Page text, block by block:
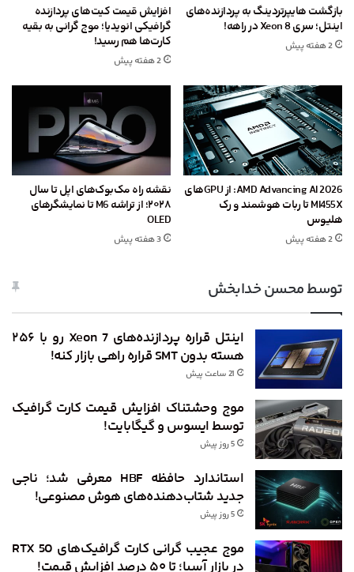
بازگشت هایپرتردینگ به پردازنده‌های
اینتل؛ سری Xeon 8 در راهه!
2 هفته پیش
افزایش قیمت کیت‌های پردازنده
گرافیکی انویدیا؛ موج گرانی به بقیه
کارت‌ها هم رسید!
2 هفته پیش
AMD Advancing AI 2026: از GPU‌های
MI455X تا ربات هوشمند و رک
هلیوس
2 هفته پیش
نقشه راه مک‌بوک‌های اپل تا سال
۲۰۲۸؛ از تراشه M6 تا نمایشگرهای
OLED
3 هفته پیش
توسط محسن خدابخش
اینتل قراره پردازنده‌های Xeon 7 رو با ۲۵۶
هسته بدون SMT قراره راهی بازار کنه!
21 ساعت پیش
موج وحشتناک افزایش قیمت کارت گرافیک
توسط ایسوس و گیگابایت!
5 روز پیش
استاندارد حافظه HBF معرفی شد؛ ناجی
جدید شتاب‌دهنده‌های هوش مصنوعی!
5 روز پیش
موج عجیب گرانی کارت گرافیک‌های RTX 50
در بازار آسیا؛ تا ۵۰ درصد افزایش قیمت!